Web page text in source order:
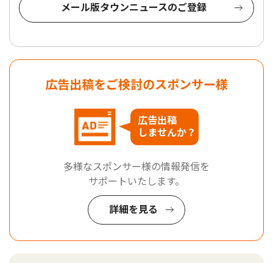
メール版タウンニュースのご登録
広告出稿をご検討のスポンサー様
広告出稿
しませんか？
多様なスポンサー様の情報発信を
サポートいたします。
詳細を見る